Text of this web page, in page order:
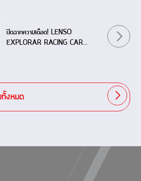
ปิดฉากความเดือด! LENSO
EXPLORAR RACING CAR
ทั้งหมด